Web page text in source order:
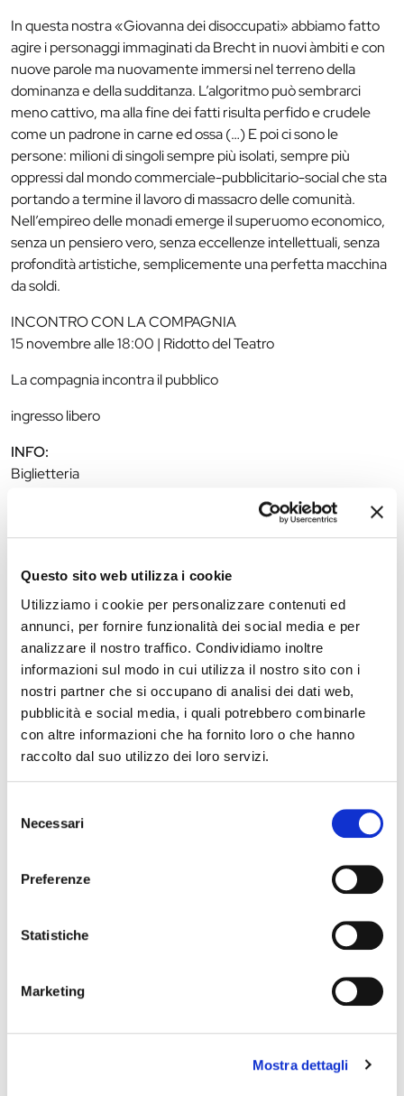
Questo sito web utilizza i cookie
Utilizziamo i cookie per personalizzare contenuti ed
annunci, per fornire funzionalità dei social media e per
analizzare il nostro traffico. Condividiamo inoltre
informazioni sul modo in cui utilizza il nostro sito con i
nostri partner che si occupano di analisi dei dati web,
pubblicità e social media, i quali potrebbero combinarle
con altre informazioni che ha fornito loro o che hanno
raccolto dal suo utilizzo dei loro servizi.
delNecessari
Preferenze
Statistiche
Marketing
Mostra dettagli
In questa nostra «Giovanna dei disoccupati» abbiamo fatto
agire i personaggi immaginati da Brecht in nuovi àmbiti e con
nuove parole ma nuovamente immersi nel terreno della
dominanza e della sudditanza. L’algoritmo può sembrarci
meno cattivo, ma alla fine dei fatti risulta perfido e crudele
come un padrone in carne ed ossa (…) E poi ci sono le
persone: milioni di singoli sempre più isolati, sempre più
oppressi dal mondo commerciale-pubblicitario-social che sta
portando a termine il lavoro di massacro delle comunità.
Nell’empireo delle monadi emerge il superuomo economico,
senza un pensiero vero, senza eccellenze intellettuali, senza
profondità artistiche, semplicemente una perfetta macchina
da soldi.
INCONTRO CON LA COMPAGNIA
15 novembre alle 18:00 | Ridotto del Teatro
La compagnia incontra il pubblico
ingresso libero
INFO:
Biglietteria
Giovedì: 10:00-13:00
Nei giorni di programmazione serale: apertura sino ad inizio
spettacolo
tel 0532 202675
fax 0532 206007
biglietteria@teatrocomunaleferrara.it
The editorial team is not responsible for any inaccuracies or
changes in the program of events reported. In case of
cancellation, variation, modification of the information of an